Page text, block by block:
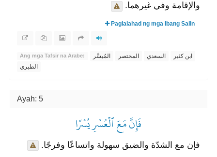
والإقامة وفي غيرهما.
Paglalahad ng mga Ibang Salin
Ang mga Tafsir na Arabe: المُيسَّر المختصر السعدي
ابن كثير
الطبري
Ayah: 5
فَإِنَّ مَعَ ٱلۡعُسۡرِ يُسۡرًا
فإن مع الشدّة والضيق سهولة واتساعًا وفرجًا.